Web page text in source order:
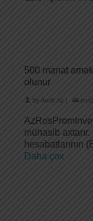
500 manat
olunur
by Audit.Az |
mühasib
hesabatlarının
Daha çox